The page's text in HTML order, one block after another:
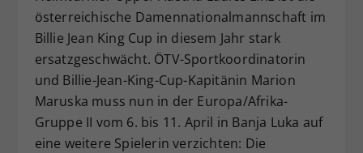
österreichische Damennationalmannschaft im
Billie Jean King Cup in diesem Jahr stark
ersatzgeschwächt. ÖTV-Sportkoordinatorin
und Billie-Jean-King-Cup-Kapitänin Marion
Maruska muss nun in der Europa/Afrika-
Gruppe II vom 6. bis 11. April in Banja Luka auf
eine weitere Spielerin verzichten: Die
Zweck
Dieser Wert speichert Ihre Consent-
Einstellungen. Unter anderem eine
zufällig generierte ID, für die
historische Speicherung Ihrer
vorgenommen Einstellungen, falls der
Webseiten-Betreiber dies eingestellt
hat.